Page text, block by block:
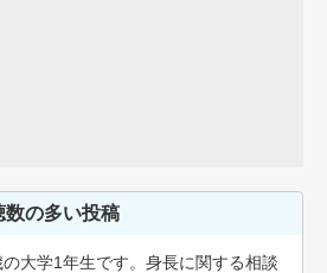
数の多い投稿
の大学1年生です。身長に関する相談